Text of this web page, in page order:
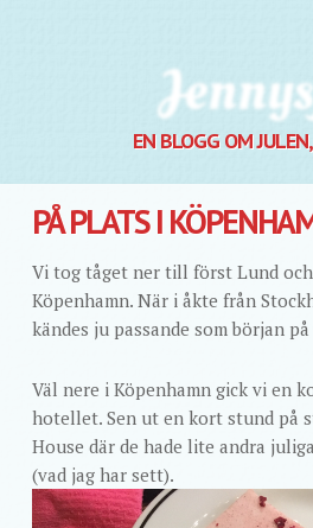
EN BLOGG OM
PÅ PLATS I
Vi tog tåget ner till först Lund
Köpenhamn. När i åkte från
kändes ju passande som början
Väl nere i Köpenhamn gick vi en
hotellet. Sen ut en kort stund på
House där de hade lite andra
(vad jag har sett).